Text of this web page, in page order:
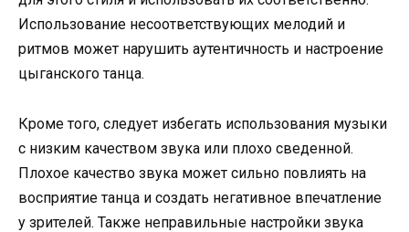
Использование несоответствующих мелодий и
ритмов может нарушить аутентичность и настроение
цыганского танца.
Кроме того, следует избегать использования музыки
с низким качеством звука или плохо сведенной.
Плохое качество звука может сильно повлиять на
восприятие танца и создать негативное впечатление
у зрителей. Также неправильные настройки звука